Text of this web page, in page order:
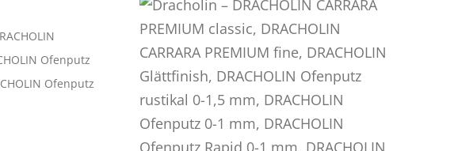
Ofenputz
Ofenputz